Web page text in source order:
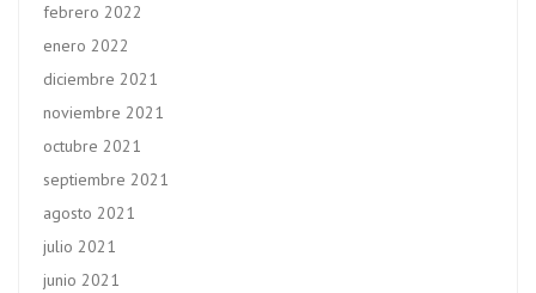
febrero 2022
enero 2022
diciembre 2021
noviembre 2021
octubre 2021
septiembre 2021
agosto 2021
julio 2021
junio 2021